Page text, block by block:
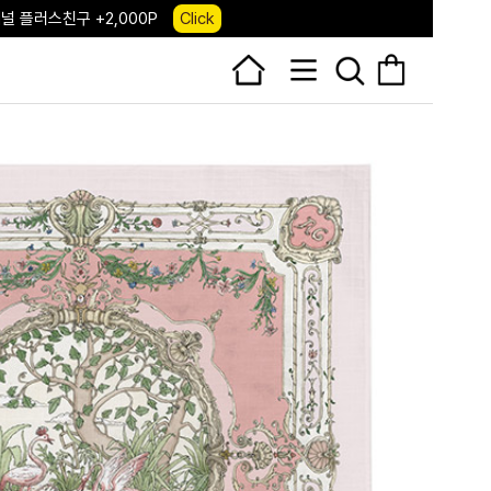
앱 다운로드 +3,000P
Down
Click